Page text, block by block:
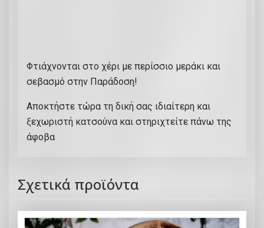
Φτιάχνονται στο χέρι με περίσσιο μεράκι και
σεβασμό στην Παράδοση!
Αποκτήστε τώρα τη δική σας ιδιαίτερη και
ξεχωριστή κατσούνα και στηριχτείτε πάνω της
άφοβα
Σχετικά προϊόντα